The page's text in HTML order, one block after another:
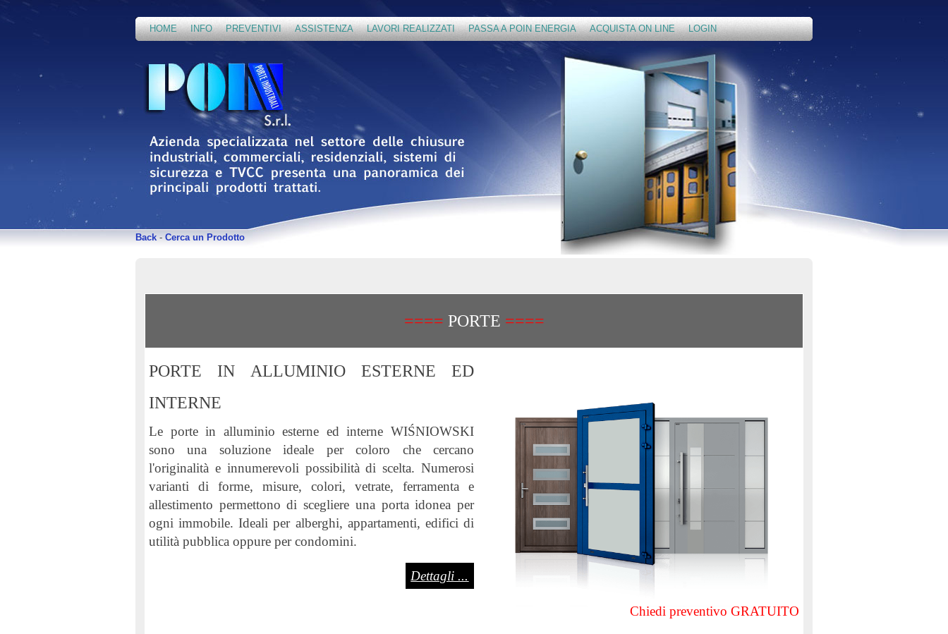
HOME INFO PREVENTIVI ASSISTENZA LAVORI REALIZZATI PASSA A POIN ENERGIA ACQUISTA ON LINE LOGIN
Back - Cerca un Prodotto
==== PORTE ====
PORTE IN ALLUMINIO ESTERNE ED
INTERNE
Le porte in alluminio esterne ed interne WIŚNIOWSKI
sono una soluzione ideale per coloro che cercano
l'originalità e innumerevoli possibilità di scelta. Numerosi
varianti di forme, misure, colori, vetrate, ferramenta e
allestimento permettono di scegliere una porta idonea per
ogni immobile. Ideali per alberghi, appartamenti, edifici di
utilità pubblica oppure per condomini.
Dettagli ...
Chiedi preventivo GRATUITO